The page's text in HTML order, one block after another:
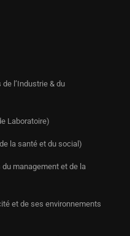
l’Industrie & du
Laboratoire)
la santé et du social)
management et de la
et de ses environnements